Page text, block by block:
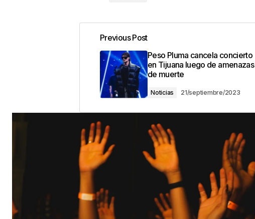
Previous Post
Peso Pluma cancela concierto
en Tijuana luego de amenazas
de muerte
Noticias 21/septiembre/2023